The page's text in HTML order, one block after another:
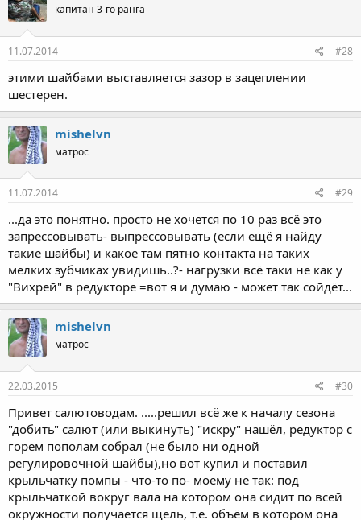
капитан 3-го ранга
11.07.2014 #28
этими шайбами выставляется зазор в зацеплении
шестерен.
mishelvn
матрос
11.07.2014 #29
...да это понятно. просто не хочется по 10 раз всё это
запрессовывать- выпрессовывать (если ещё я найду
такие шайбы) и какое там пятно контакта на таких
мелких зубчиках увидишь..?- нагрузки всё таки не как у
"Вихрей" в редукторе =вот я и думаю - может так сойдёт...
mishelvn
матрос
22.03.2015 #30
Привет салютоводам. .....решил всё же к началу сезона
"добить" салют (или выкинуть) "искру" нашёл, редуктор с
горем пополам собрал (не было ни одной
регулировочной шайбы),но вот купил и поставил
крыльчатку помпы - что-то по- моему не так: под
крыльчаткой вокруг вала на котором она сидит по всей
окружности получается щель, т.е. объём в котором она